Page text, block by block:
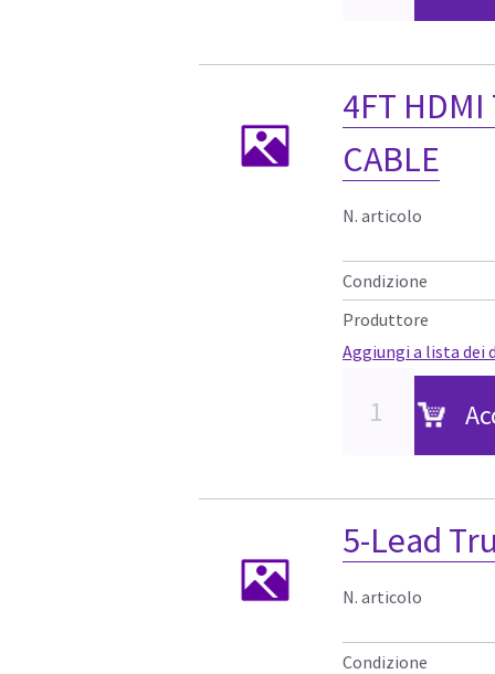
4FT HDMI
CABLE
N. articolo
Condizione
Produttore
Aggiungi a lista dei
5-Lead
N. articolo
Condizione